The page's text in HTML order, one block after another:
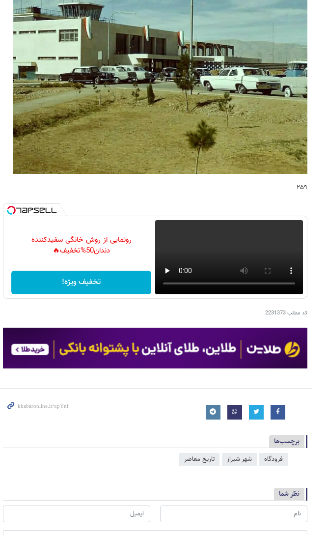
۲۵۹
رونمایی از روش خانگی سفیدکننده
دندان50%تخفیف🔥
تخفیف ویژه!
کد مطلب2231373
برچسب‌ها
فرودگاه شهر شیراز تاریخ معاصر
نظر شما